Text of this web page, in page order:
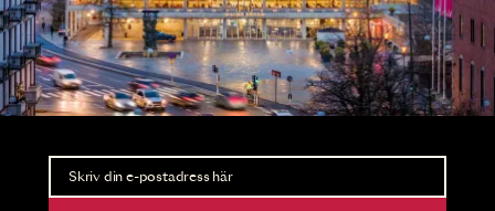
Nyhetsbrev
Ta del av förhandsinformation och biljettsläpp.